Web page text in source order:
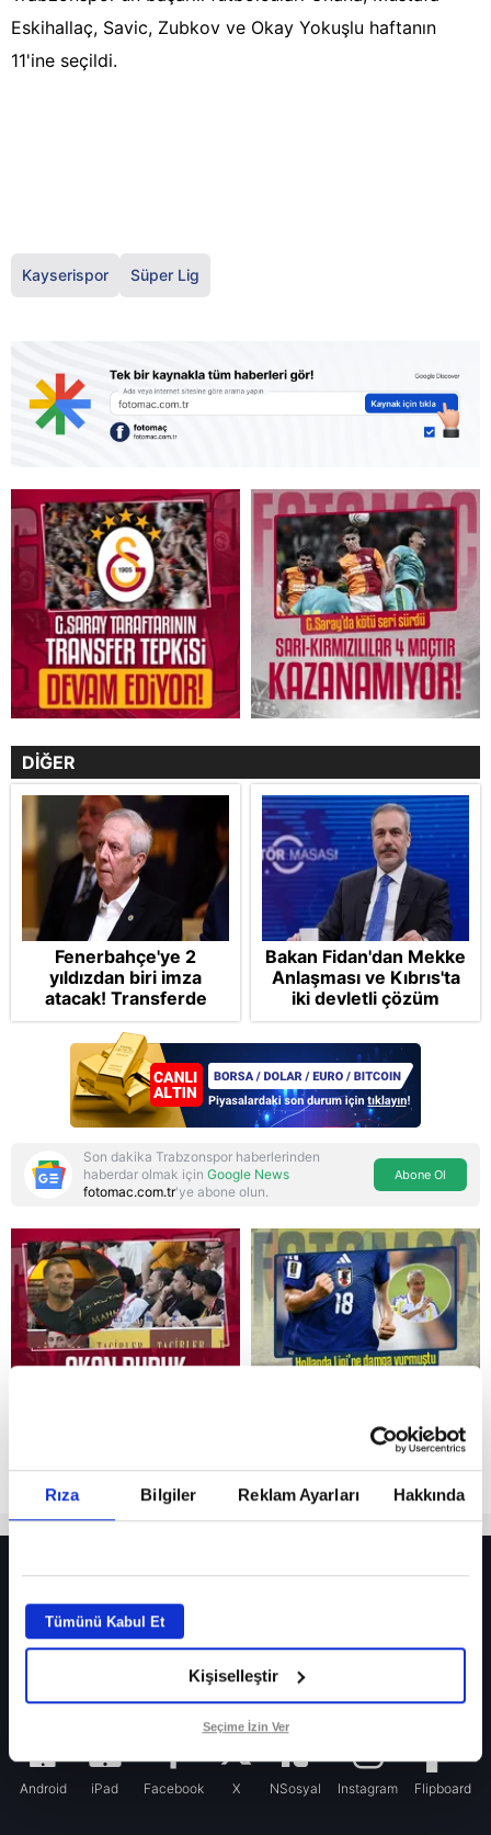
Rıza Bilgiler Reklam Ayarları Hakkında
Tümünü Kabul Et
Kişiselleştir
Seçime İzin Ver
Reddet
Eskihallaç, Savic, Zubkov ve Okay Yokuşlu haftanın
11'ine seçildi.
Kayserispor Süper Lig
DİĞER
Fenerbahçe'ye 2
yıldızdan biri imza
atacak! Transferde
golcü harekatı...
Bakan Fidan'dan Mekke
Anlaşması ve Kıbrıs'ta
iki devletli çözüm
mesajı: Bize
saldırmayan hiçbir ülke
hedefimizde değil
Son dakika Trabzonspor haberlerinden
haberdar olmak için Google News
fotomac.com.tr'ye abone olun.
Abone Ol
Fenerbahçe’de sürpriz ayrılık ihtimali! Devre arasında gelmişti
Fenerbahçe’nin yeni transferi Mason Greenwood için olay sözler!
Galatasaray’da rota yeniden Thiago Almada!
Android iPad Facebook X NSosyal Instagram Flipboard